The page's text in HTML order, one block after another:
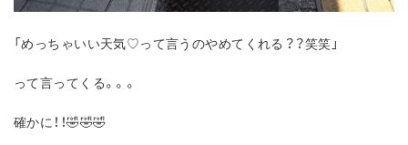
「めっちゃいい天気♡って言うのやめてくれる？？笑笑」
って言ってくる。。。
確かに！！🤣🤣🤣